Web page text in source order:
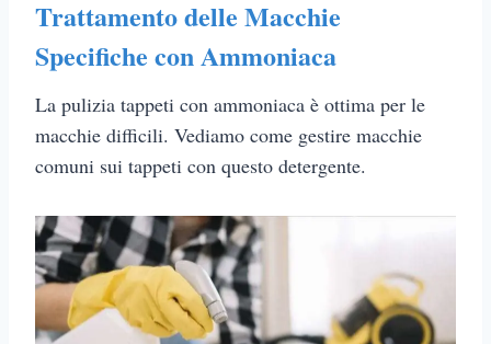
Trattamento delle Macchie
Specifiche con Ammoniaca
La pulizia tappeti con ammoniaca è ottima per le
macchie difficili. Vediamo come gestire macchie
comuni sui tappeti con questo detergente.